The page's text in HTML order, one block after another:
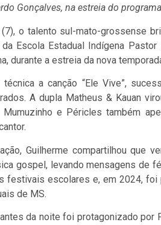
Gonçalves, na estreia do
o talento sul-mato-grossense
Escola Estadual Indígena
durante a estreia da nova
a canção “Ele Vive”,
A dupla Matheus & Kauan
Mumuzinho e Péricles também
Guilherme compartilhou que
gospel, levando mensagens de
festivais escolares e, em 2024,
de MS.
da noite foi protagonizado por